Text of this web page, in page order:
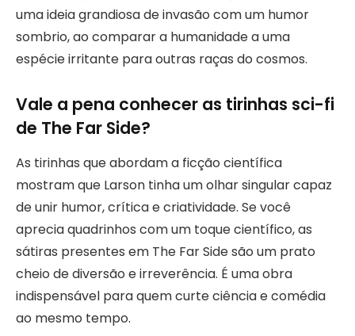
uma ideia grandiosa de invasão com um humor
sombrio, ao comparar a humanidade a uma
espécie irritante para outras raças do cosmos.
Vale a pena conhecer as tirinhas sci-fi
de The Far Side?
As tirinhas que abordam a ficção científica
mostram que Larson tinha um olhar singular capaz
de unir humor, crítica e criatividade. Se você
aprecia quadrinhos com um toque científico, as
sátiras presentes em The Far Side são um prato
cheio de diversão e irreverência. É uma obra
indispensável para quem curte ciência e comédia
ao mesmo tempo.